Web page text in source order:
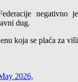
negativno je
dug.
koja se plaća za viši
2026,